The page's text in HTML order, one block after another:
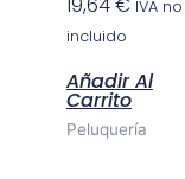
19,64€ IVA no
incluido
Añadir Al
Carrito
Peluquería